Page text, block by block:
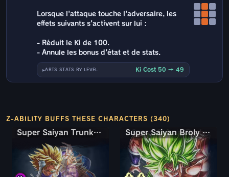
Lorsque l'attaque touche l'adversaire, les
effets suivants s'activent sur lui :
- Réduit le Ki de 100.
- Annule les bonus d'état et de stats.
ARTS STATS BY LEVEL Ki Cost 50 → 49
Z-ABILITY BUFFS THESE CHARACTERS (340)
Super Saiyan Trunks jeune & Son Gohan
Super Saiyan Trunks jeune & Son Gohan Super Saiyan Broly : pleine puissance